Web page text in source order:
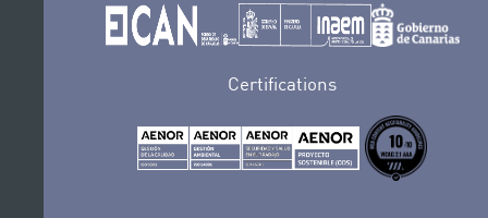
Certifications